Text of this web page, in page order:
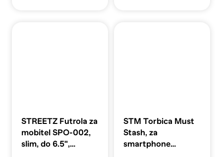
STREETZ Futrola za
mobitel SPO-002,
slim, do 6.5",
STM Torbica Must
Stash, za
smartphone